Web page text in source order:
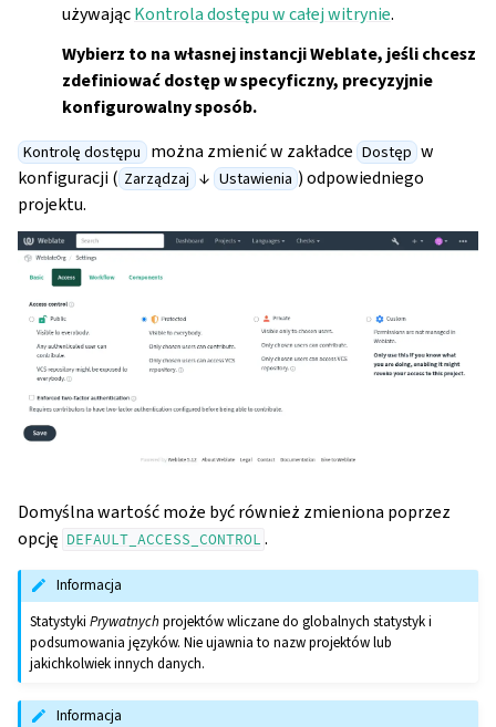
używającKontrola dostępu w całej witrynie.
Wybierz to na własnej instancji Weblate, jeśli chcesz
zdefiniować dostęp w specyficzny, precyzyjnie
konfigurowalny sposób.
Kontrolę dostępu można zmienić w zakładce Dostęp w
konfiguracji ( Zarządzaj ↓ Ustawienia ) odpowiedniego
projektu.
Domyślna wartość może być również zmieniona poprzez
opcję DEFAULT_ACCESS_CONTROL .
Informacja
StatystykiPrywatnychprojektów wliczane do globalnych statystyk i
podsumowania języków. Nie ujawnia to nazw projektów lub
jakichkolwiek innych danych.
Informacja